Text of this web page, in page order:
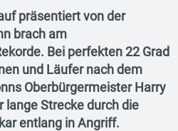
präsentiert von der
brach am
Bei perfekten 22 Grad
und Läufer nach dem
Oberbürgermeister Harry
lange Strecke durch die
entlang in Angriff.